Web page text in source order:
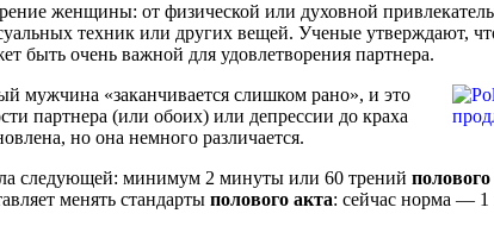
женщины: от физической или духовной
техник или других вещей. Ученые утверждают,
быть очень важной для удовлетворения партнера.
мужчина «заканчивается слишком рано», и это
партнера (или обоих) или депрессии до краха
но она немного различается.
следующей: минимум 2 минуты или 60 трений полового
менять стандарты полового акта: сейчас норма — 1